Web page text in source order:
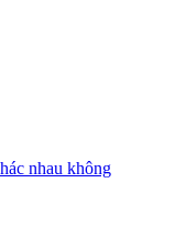
nhau không